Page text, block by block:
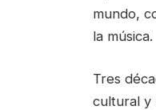
mundo,
la música.
Tres
cultural y